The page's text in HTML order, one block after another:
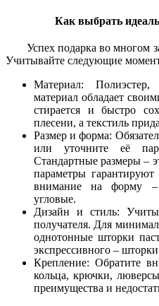
Как выбрать
Успех подарка во многом
Учитывайте следующие
Материал:
материал обладает
стирается и быстро
плесени, а текстиль
Размер и форма:
или уточните её
Стандартные размеры –
параметры
внимание на форму –
угловые.
Дизайн и стиль:
получателя. Для
однотонные шторки
экспрессивного –
Крепление: Обратите
кольца, крючки,
преимущества и